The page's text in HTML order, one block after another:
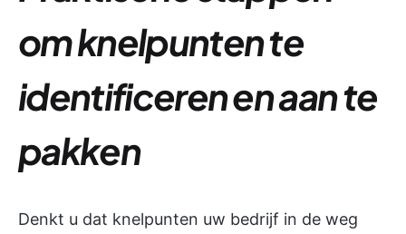
om knelpunten te
identificeren en aan te
pakken
Denkt u dat knelpunten uw bedrijf in de weg